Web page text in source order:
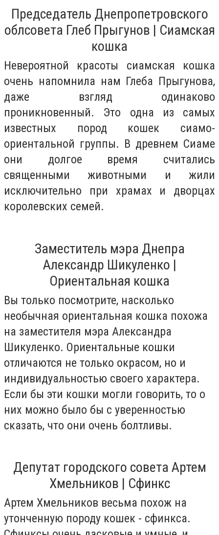
Председатель Днепропетровского
облсовета Глеб Прыгунов | Сиамская
кошка
Невероятной красоты сиамская кошка
очень напомнила нам Глеба Прыгунова,
даже взгляд одинаково
проникновенный. Это одна из самых
известных пород кошек сиамо-
ориентальной группы. В древнем Сиаме
они долгое время считались
священными животными и жили
исключительно при храмах и дворцах
королевских семей.
Заместитель мэра Днепра
Александр Шикуленко |
Ориентальная кошка
Вы только посмотрите, насколько
необычная ориентальная кошка похожа
на заместителя мэра Александра
Шикуленко. Ориентальные кошки
отличаются не только окрасом, но и
индивидуальностью своего характера.
Если бы эти кошки могли говорить, то о
них можно было бы с уверенностью
сказать, что они очень болтливы.
Депутат городского совета Артем
Хмельников | Сфинкс
Артем Хмельников весьма похож на
утонченную породу кошек - сфинкса.